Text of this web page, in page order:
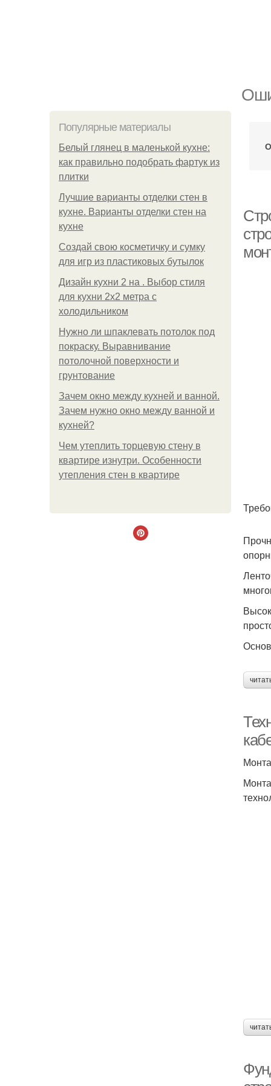
Популярные материалы
Белый глянец в маленькой кухне:
как правильно подобрать фартук из
плитки
Лучшие варианты отделки стен в
кухне. Варианты отделки стен на
кухне
Создай свою косметичку и сумку
для игр из пластиковых бутылок
Дизайн кухни 2 на . Выбор стиля
для кухни 2х2 метра с
холодильником
Нужно ли шпаклевать потолок под
покраску. Выравнивание
потолочной поверхности и
грунтование
Зачем окно между кухней и ванной.
Зачем нужно окно между ванной и
кухней?
Чем утеплить торцевую стену в
квартире изнутри. Особенности
утепления стен в квартире